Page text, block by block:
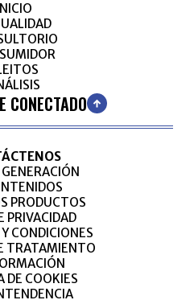
INICIO
CONECTADO
PRODUCTOS
PRIVACIDAD
CONDICIONES
TRATAMIENTO
DE COOKIES